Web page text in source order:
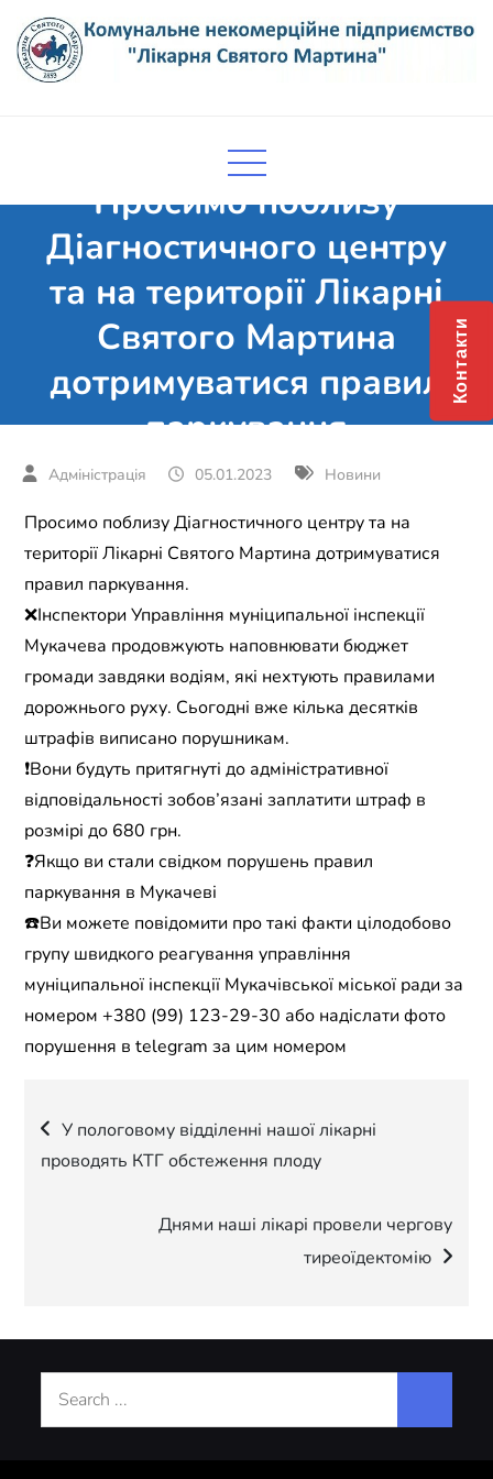
content
підприємство "Лікарня Святого
Просимо поблизу
Діагностичного центру
та на території Лікарні
Святого Мартина
дотримуватися правил
паркування
05.01.2023 Новини
Просимо поблизу Діагностичного центру та на
території Лікарні Святого Мартина дотримуватися
правил паркування.
❌Інспектори Управління муніципальної інспекції
Мукачева продовжують наповнювати бюджет
громади завдяки водіям, які нехтують правилами
дорожнього руху. Сьогодні вже кілька десятків
штрафів виписано порушникам.
❗️Вони будуть притягнуті до адміністративної
відповідальності зобов’язані заплатити штраф в
розмірі до 680 грн.
❓Якщо ви стали свідком порушень правил
паркування в Мукачеві
☎️Ви можете повідомити про такі факти цілодобово
групу швидкого реагування управління
муніципальної інспекції Мукачівської міської ради за
номером +380 (99) 123-29-30 або надіслати фото
порушення в telegram за цим номером
Навігація
записів
У пологовому відділенні нашої лікарні
проводять КТГ обстеження плоду
Днями наші лікарі провели чергову
тиреоїдектомію
Search
Контакти